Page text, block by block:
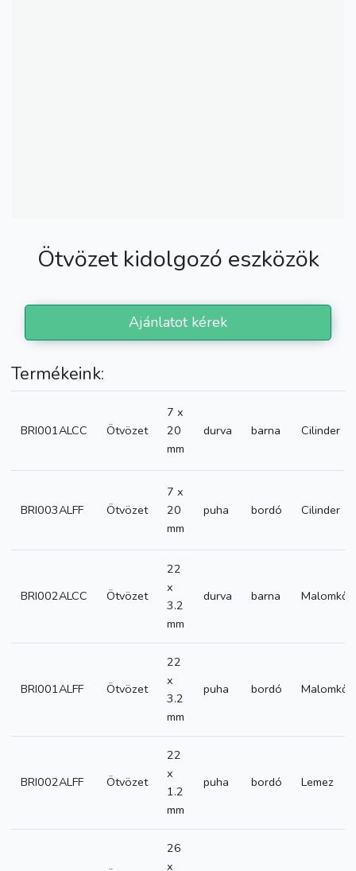
Ötvözet kidolgozó eszközök
Ajánlatot kérek
Termékeink:
BRI001ALCC Ötvözet
7 x
20
mm
durva barna Cilinder
BRI003ALFF Ötvözet
7 x
20
mm
puha bordó Cilinder
BRI002ALCC Ötvözet
22
x
3.2
mm
durva barna Malomkő
BRI001ALFF Ötvözet
22
x
3.2
mm
puha bordó Malomkő
BRI002ALFF Ötvözet
22
x
1.2
mm
puha bordó Lemez
26
x